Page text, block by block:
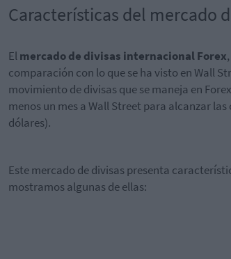
Características del mercado
Elmercado de divisas internacional Forex
comparación con lo que se ha visto en Wall
movimiento de divisas que se maneja en
menos un mes a Wall Street para alcanzar
dólares).
Este mercado de divisas presenta
mostramos algunas de ellas: